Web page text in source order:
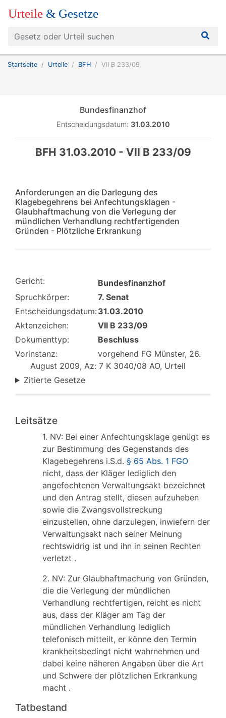
Urteile & Gesetze
Startseite Urteile BFH VII B 233/09
Bundesfinanzhof
Entscheidungsdatum: 31.03.2010
BFH 31.03.2010 - VII B 233/09
Anforderungen an die Darlegung des
Klagebegehrens bei Anfechtungsklagen -
Glaubhaftmachung von die Verlegung der
mündlichen Verhandlung rechtfertigenden
Gründen - Plötzliche Erkrankung
Gericht:
Bundesfinanzhof
Spruchkörper:
7. Senat
Entscheidungsdatum: 31.03.2010
Aktenzeichen:
VII B 233/09
Dokumenttyp:
Beschluss
Vorinstanz:
vorgehend FG Münster, 26.
August 2009, Az: 7 K 3040/08 AO, Urteil
Zitierte Gesetze
Leitsätze
1. NV: Bei einer Anfechtungsklage genügt es
zur Bestimmung des Gegenstands des
Klagebegehrens i.S.d. § 65 Abs. 1 FGO
nicht, dass der Kläger lediglich den
angefochtenen Verwaltungsakt bezeichnet
und den Antrag stellt, diesen aufzuheben
sowie die Zwangsvollstreckung
einzustellen, ohne darzulegen, inwiefern der
Verwaltungsakt nach seiner Meinung
rechtswidrig ist und ihn in seinen Rechten
verletzt .
2. NV: Zur Glaubhaftmachung von Gründen,
die die Verlegung der mündlichen
Verhandlung rechtfertigen, reicht es nicht
aus, dass der Kläger am Tag der
mündlichen Verhandlung lediglich
telefonisch mitteilt, er könne den Termin
krankheitsbedingt nicht wahrnehmen und
dabei keine näheren Angaben über die Art
und Schwere der plötzlichen Erkrankung
macht .
Tatbestand